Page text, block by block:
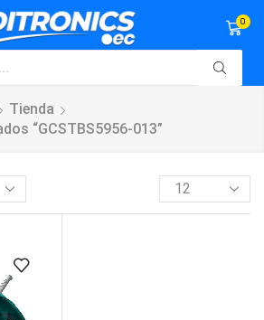
0
Tienda
“GCSTBS5956-013”